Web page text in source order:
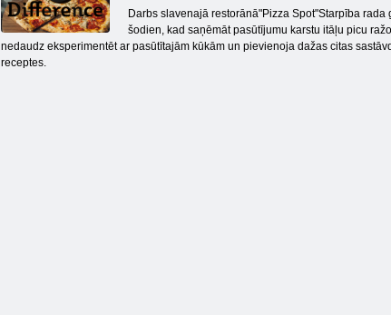
Darbs slavenajā restorānā"Pizza Spot"Starpība
šodien, kad saņēmāt pasūtījumu karstu itāļu picu
nedaudz eksperimentēt ar pasūtītajām kūkām un pievienoja dažas citas
receptes.